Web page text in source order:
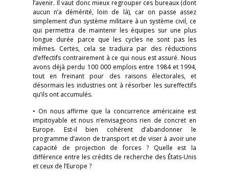
l’avenir. Il vaut donc mieux regrouper ces bureaux (dont
aucun n’a démérité, loin de là), car on passe assez
simplement d’un système militaire à un système civil, ce
qui permettra de maintenir les équipes sur une plus
longue durée parce que les cycles ne sont pas les
mêmes. Certes, cela se traduira par des réductions
d’effectifs contrairement à ce qui nous est assuré. Nous
avons déjà perdu 100 000 emplois entre 1984 et 1994,
tout en freinant pour des raisons électorales, et
désormais les industries ont à résorber les sureffectifs
qu’ils ont accumulés.
• On nous affirme que la concurrence américaine est
impitoyable et nous n’envisageons rien de concret en
Europe. Est-il bien cohérent d’abandonner le
programme d’avion de transport et de viser à avoir une
capacité de projection de forces ? Quelle est la
différence entre les crédits de recherche des États-Unis
et ceux de l’Europe ?